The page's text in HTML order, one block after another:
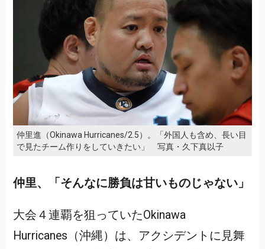
仲里進（Okinawa Hurricanes/2.5）。「外国人も含め、長い目
で見たチーム作りをしていきたい」 写真・久下真以子
仲里、「そんなに勝負は甘いものじゃない」
大会４連覇を狙っていたOkinawa
Hurricanes（沖縄）は、アクシデントに見舞